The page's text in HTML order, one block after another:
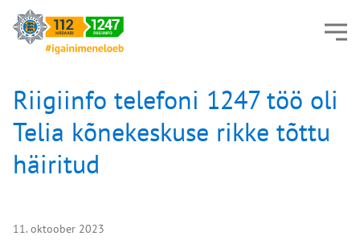
Riigiinfo telefoni 1247 töö oli
Telia kõnekeskuse rikke tõttu
häiritud
11. oktoober 2023